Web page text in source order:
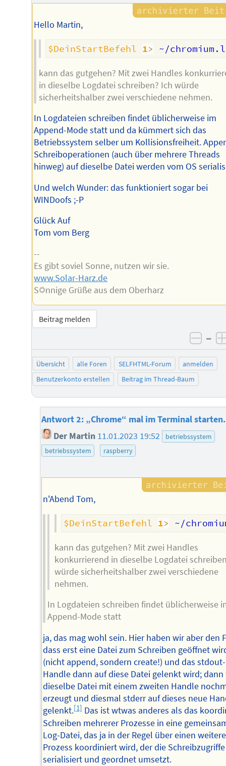
Hello Martin,
$DeinStartBefehl 1> ~/
kann das gutgehen? Mit zwei Handles
in dieselbe Logdatei schreiben? Ich würde
sicherheitshalber zwei verschiedene nehmen.
In Logdateien schreiben findet üblicherweise im
Append-Mode statt und da kümmert sich das
Betriebssystem selber um Kollisionsfreiheit.
Schreiboperationen (auch über mehrere Threads
hinweg) auf dieselbe Datei werden vom OS
Und welch Wunder: das funktioniert sogar bei
WINDoofs ;-P
Glück Auf
Tom vom Berg
--
Es gibt soviel Sonne, nutzen wir sie.
www.Solar-Harz.de
S☼nnige Grüße aus dem Oberharz
Beitrag melden
–
Übersicht alle Foren SELFHTML-Forum
anmelden
Benutzerkonto erstellen
Beitrag im Thread-Baum
Antwort 2: „Chrome“ mal im Terminal starten.
Der Martin 11.01.2023 19:52
betriebssystem
betriebssystem
raspberry
n'Abend Tom,
$DeinStartBefehl 1> ~/
kann das gutgehen? Mit zwei Handles
konkurrierend in dieselbe Logdatei
würde sicherheitshalber zwei verschiedene
nehmen.
In Logdateien schreiben findet üblicherweise
Append-Mode statt
ja, das mag wohl sein. Hier haben wir aber den
dass erst eine Datei zum Schreiben geöffnet
(nicht append, sondern create!) und das stdout-
Handle dann auf diese Datei gelenkt wird;
dieselbe Datei mit einem zweiten Handle
erzeugt und diesmal stderr auf dieses neue
gelenkt.[1]Das ist wtwas anderes als das
Schreiben mehrerer Prozesse in eine
Log-Datei, das ja in der Regel über einen
Prozess koordiniert wird, der die Schreibzugriffe
serialisiert und geordnet umsetzt.